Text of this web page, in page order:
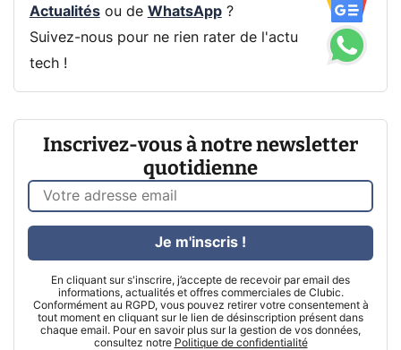
Actualitésou de WhatsApp?
Suivez-nous pour ne rien rater de l'actu
tech !
Inscrivez-vous à notre newsletter
quotidienne
En cliquant sur s'inscrire, j’accepte de recevoir par email des
informations, actualités et offres commerciales de Clubic.
Conformément au RGPD, vous pouvez retirer votre consentement à
tout moment en cliquant sur le lien de désinscription présent dans
chaque email. Pour en savoir plus sur la gestion de vos données,
consultez notre Politique de confidentialité
Je m'inscris !